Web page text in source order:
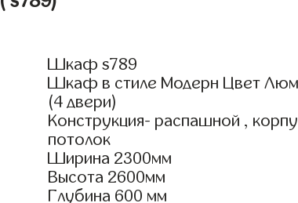
Шкаф s789
Шкаф в стиле Модерн Цвет
(4 двери)
Конструкция- распашной ,
потолок
Ширина 2300мм
Высота 2600мм
Глубина 600 мм